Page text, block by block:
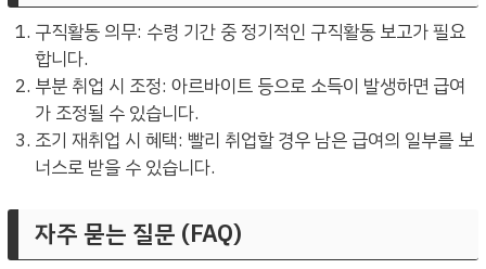
구직활동 의무: 수령 기간 중 정기적인 구직활동 보고가 필요
합니다.
부분 취업 시 조정: 아르바이트 등으로 소득이 발생하면 급여
가 조정될 수 있습니다.
조기 재취업 시 혜택: 빨리 취업할 경우 남은 급여의 일부를 보
너스로 받을 수 있습니다.
자주 묻는 질문 (FAQ)